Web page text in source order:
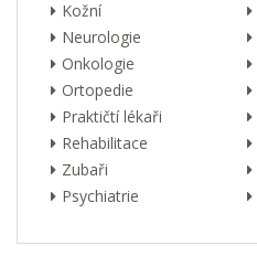
Kožní
Neurologie
Onkologie
Ortopedie
Praktičtí lékaři
Rehabilitace
Zubaři
Psychiatrie